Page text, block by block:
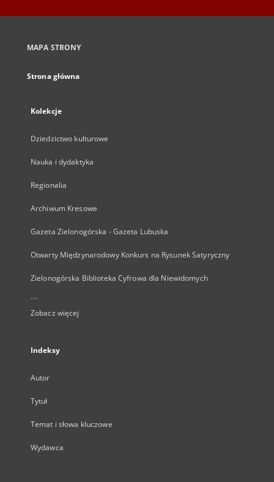
MAPA STRONY
Strona główna
Kolekcje
Dziedzictwo kulturowe
Nauka i dydaktyka
Regionalia
Archiwum Kresowe
Gazeta Zielonogórska - Gazeta Lubuska
Otwarty Międzynarodowy Konkurs na Rysunek Satyryczny
Zielonogórska Biblioteka Cyfrowa dla Niewidomych
...
Zobacz więcej
Indeksy
Autor
Tytuł
Temat i słowa kluczowe
Wydawca